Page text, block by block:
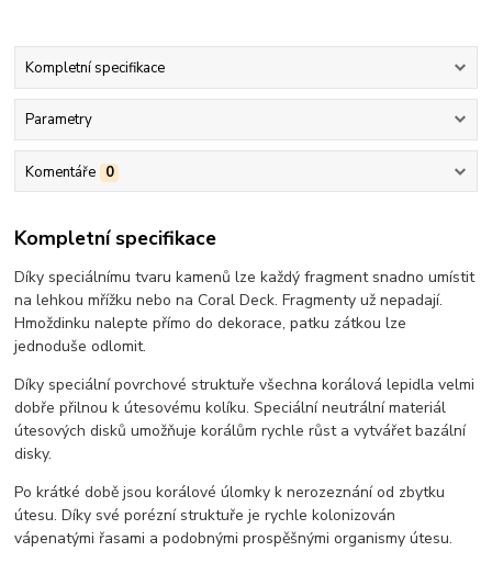
Kompletní specifikace
Parametry
Komentáře 0
Kompletní specifikace
Díky speciálnímu tvaru kamenů lze každý fragment snadno umístit
na lehkou mřížku nebo na Coral Deck. Fragmenty už nepadají.
Hmoždinku nalepte přímo do dekorace, patku zátkou lze
jednoduše odlomit.
Díky speciální povrchové struktuře všechna korálová lepidla velmi
dobře přilnou k útesovému kolíku. Speciální neutrální materiál
útesových disků umožňuje korálům rychle růst a vytvářet bazální
disky.
Po krátké době jsou korálové úlomky k nerozeznání od zbytku
útesu. Díky své porézní struktuře je rychle kolonizován
vápenatými řasami a podobnými prospěšnými organismy útesu.